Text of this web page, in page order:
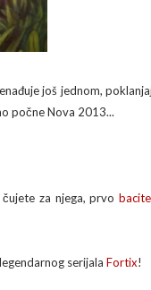
još jednom,
počne Nova 2013...
za njega, prvo
serijala Fortix!